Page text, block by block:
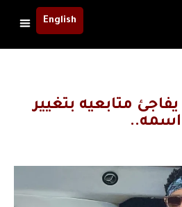
English
متابعيه بتغيير
اسمه..